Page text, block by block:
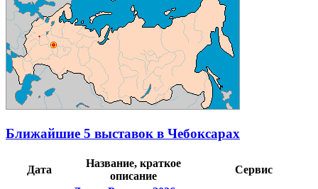
Ближайшие 5 выставок в Чебоксарах
Дата
Название, краткое
описание
Сервис